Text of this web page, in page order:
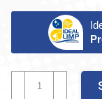
Xadrez